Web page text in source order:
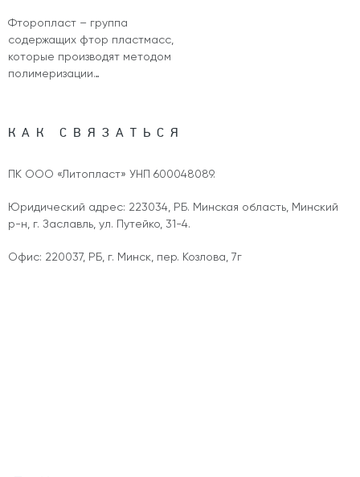
Фторопласт – группа
содержащих фтор пластмасс,
которые производят методом
полимеризации…
КАК СВЯЗАТЬСЯ
ПК ООО «Литопласт» УНП 600048089.
Юридический адрес: 223034, РБ. Минская область, Минский
р-н, г. Заславль, ул. Путейко, 31-4.
Офис: 220037, РБ, г. Минск, пер. Козлова, 7г